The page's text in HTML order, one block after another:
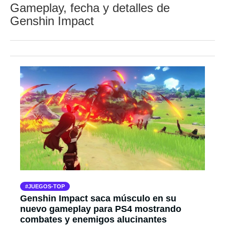
Gameplay, fecha y detalles de
Genshin Impact
JUEGOS-TOP
Genshin Impact saca músculo en su
nuevo gameplay para PS4 mostrando
combates y enemigos alucinantes